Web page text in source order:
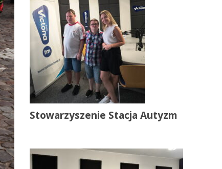
Stowarzyszenie Stacja Autyzm